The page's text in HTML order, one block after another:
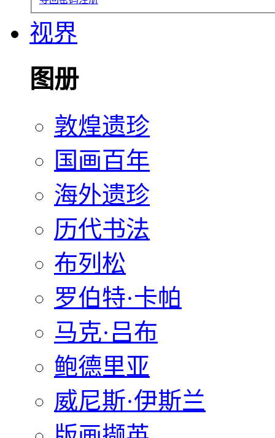
视界
图册
敦煌遗珍
国画百年
海外遗珍
历代书法
布列松
罗伯特·卡帕
马克·吕布
鲍德里亚
威尼斯·伊斯兰